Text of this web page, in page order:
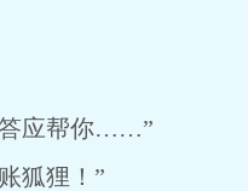
应帮你……”
狐狸！”